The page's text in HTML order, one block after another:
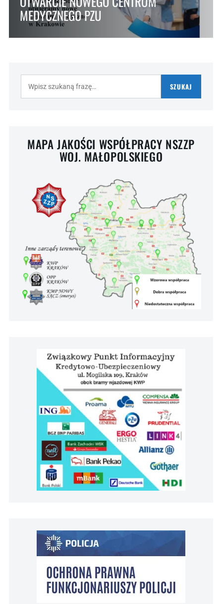
MEDYCZNEGO PZU
SZUKAJ
MAPA JAKOŚCI WSPÓŁPRACY NSZZP
WOJ. MAŁOPOLSKIEGO